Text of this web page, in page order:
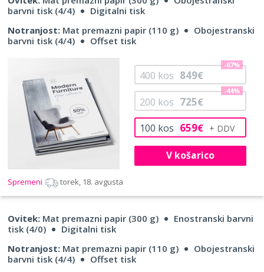
barvni tisk (4/4)
Digitalni tisk
Notranjost: Mat premazni papir (110 g)
Obojestranski
barvni tisk (4/4)
Offset tisk
100 kos 659€
200 kos 725€
-44%
400 kos 849€
-67%
V košarico
Spremeni torek, 18. avgusta
Ovitek: Mat premazni papir (300 g)
Enostranski barvni
tisk (4/0)
Digitalni tisk
Notranjost: Mat premazni papir (110 g)
Obojestranski
barvni tisk (4/4)
Offset tisk